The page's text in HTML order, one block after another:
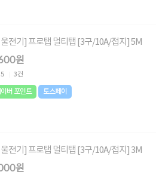
전기] 프로탭 멀티탭 [3구/10A/접지] 5M
원
5 3건
버 포인트 토스페이
전기] 프로탭 멀티탭 [3구/10A/접지] 3M
원